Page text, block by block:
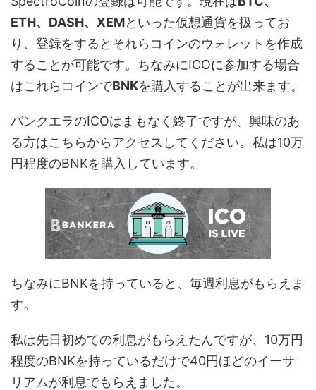
ETH、DASH、XEMといった仮想通貨を扱ってお
り、登録をするとそれらコインのウォレットを作成
することが可能です。ちなみにICOに参加する場合
はこれらコインでBNKを購入することが出来ます。
バンクエラのICOはまもなく終了ですが、興味のあ
る方はこちらからアクセスしてください。私は10万
円程度のBNKを購入しています。
ちなみにBNKを持っていると、毎週利息がもらえま
す。
私は先日初めての利息がもらえたんですが、10万円
程度のBNKを持っているだけで40円ほどのイーサ
リアムが利息でもらえました。